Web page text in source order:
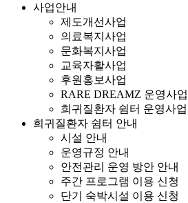
사업안내
제도개선사업
의료복지사업
문화복지사업
교육자활사업
후원홍보사업
RARE DREAMZ 운영사업
희귀질환자 쉼터 운영사업
희귀질환자 쉼터 안내
시설 안내
운영규정 안내
안전관리 운영 방안 안내
주간 프로그램 이용 신청
단기 숙박시설 이용 신청